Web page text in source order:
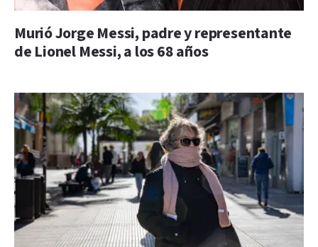
Murió Jorge Messi, padre y representante
de Lionel Messi, a los 68 años